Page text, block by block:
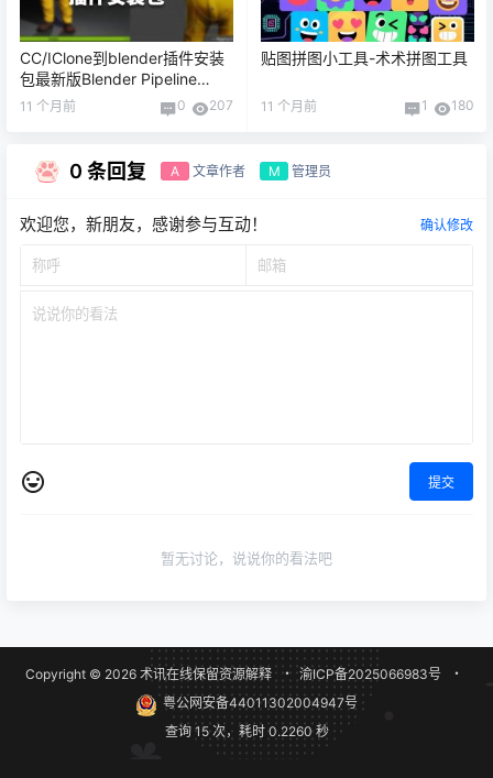
CC/IClone到blender插件安装
包最新版Blender Pipeline
Plugin in CC/iC
11 个月前 0 207
贴图拼图小工具-术术拼图工具
11 个月前 1 180
0 条回复 A 文章作者 M 管理员
欢迎您，新朋友，感谢参与互动！ 确认修改
提交
暂无讨论，说说你的看法吧
Copyright © 2026术讯在线保留资源解释 ・ 渝ICP备2025066983号
・
粤公网安备44011302004947号
查询 15 次，耗时 0.2260 秒